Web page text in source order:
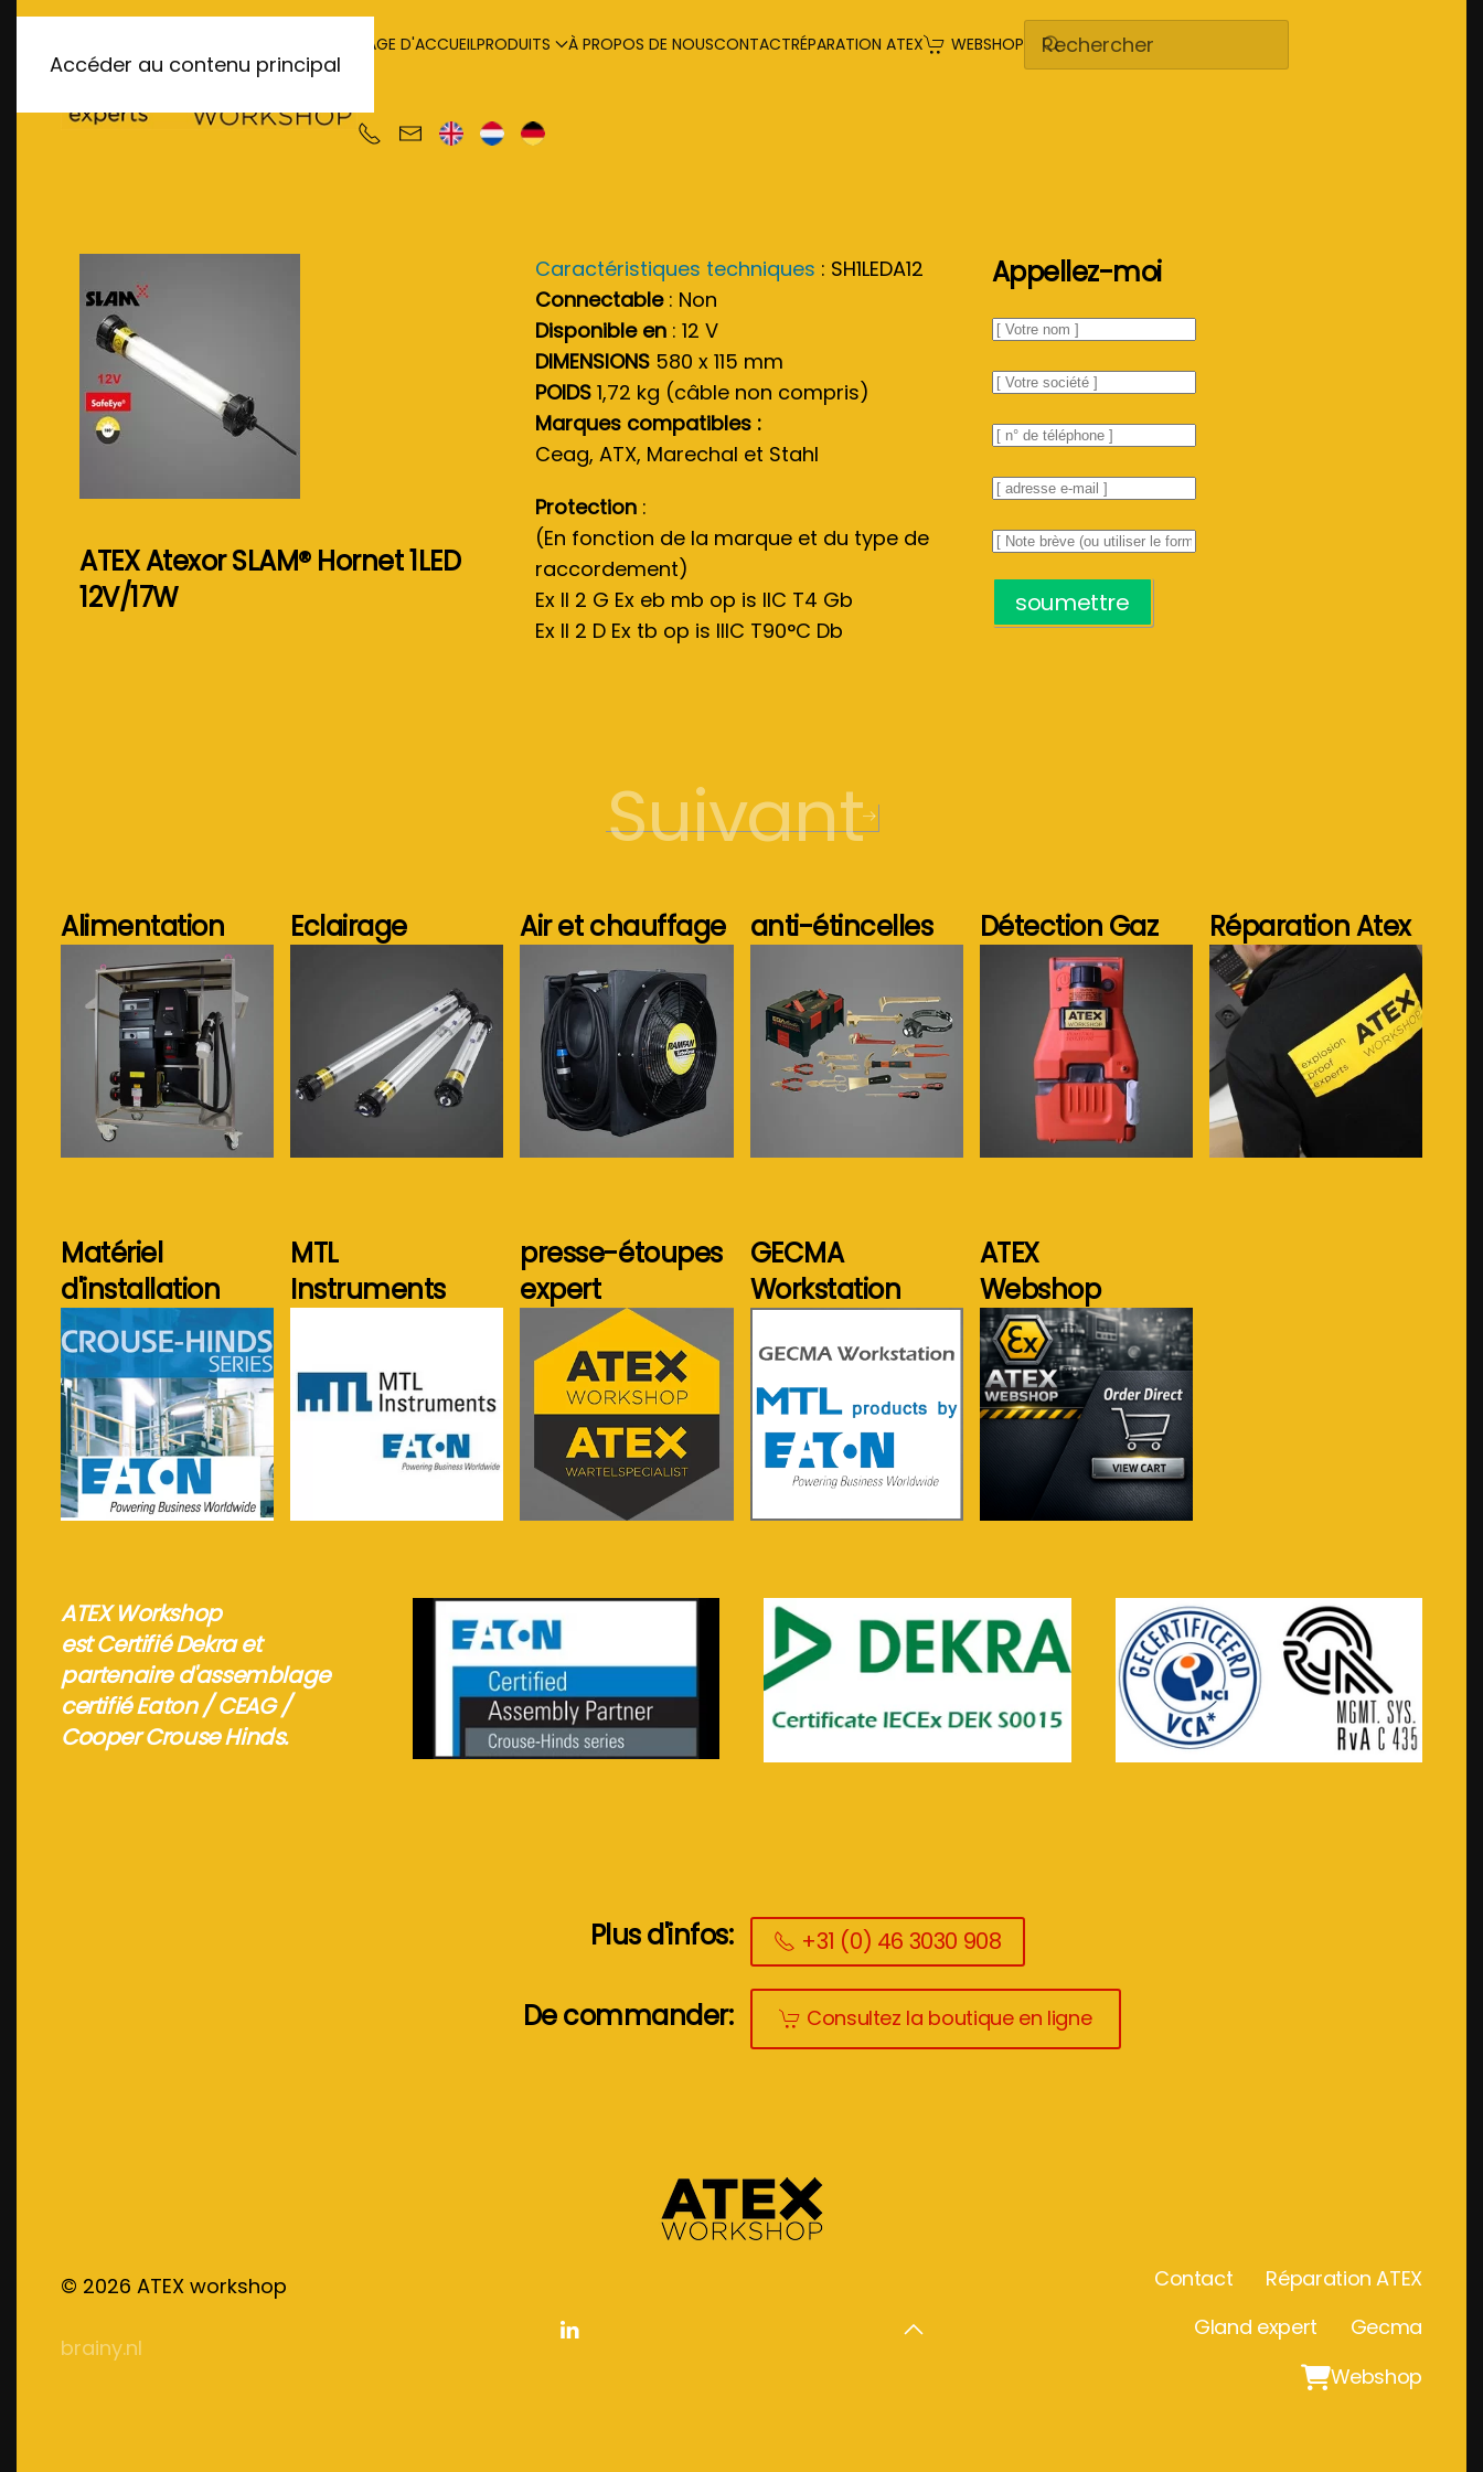
Accéder au contenu principal
PAGE D'ACCUEILPRODUITS À PROPOS DE NOUSCONTACTRÉPARATION ATEX WEBSHOP
ATEX Atexor SLAM® Hornet 1LED
12V/17W
Caractéristiques techniques : SH1LEDA12
Connectable : Non
Disponible en : 12 V
DIMENSIONS 580 x 115 mm
POIDS1,72 kg (câble non compris)
Marques compatibles :
Ceag, ATX, Marechal et Stahl
Protection :
(En fonction de la marque et du type de
raccordement)
Ex II 2 G Ex eb mb op is IIC T4 Gb
Ex II 2 D Ex tb op is IIIC T90°C Db
Appellez-moi
soumettre
Suivant
Alimentation Eclairage Air et chauffage
Voir plus...
anti-étincelles Détection Gaz
Voir plus...
Réparation Atex
Matériel
d'installation
Voir plus...
MTL
Instruments
presse-étoupes
expert
Voir plus...
GECMA
Workstation
ATEX
Webshop
Voir plus...
ATEX Workshop
est Certifié Dekra et
partenaire d'assemblage
certifié Eaton / CEAG /
Cooper Crouse Hinds.
Plus d'infos:
De commander:
+31 (0) 46 3030 908
Consultez la boutique en ligne
© 2026 ATEX workshop
brainy.nl
Contact
Réparation ATEX
Gland expert
Gecma
Webshop